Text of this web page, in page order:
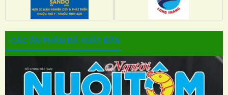
CÁC ẤN PHẨM ĐÃ XUẤT BẢN